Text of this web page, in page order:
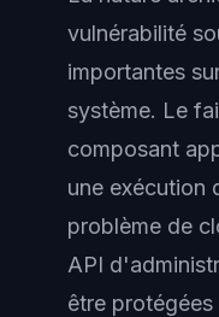
vulnérabilité
importantes
système. Le
composant
une exécution
problème de
API
être